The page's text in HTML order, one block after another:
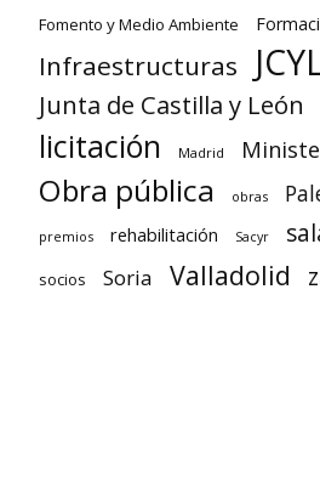
Fomento y Medio Ambiente
Infraestructuras
Junta de Castilla y León
licitación Madrid
Obra pública obras
premios rehabilitación Sacyr
socios Soria Valladolid